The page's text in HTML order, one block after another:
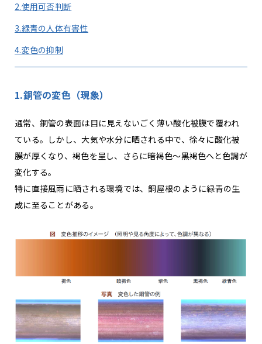
2.使用可否判断
3.緑青の人体有害性
4.変色の抑制
1.銅管の変色（現象）
通常、銅管の表面は目に見えないごく薄い酸化被膜で覆われ
ている。しかし、大気や水分に晒される中で、徐々に酸化被
膜が厚くなり、褐色を呈し、さらに暗褐色～黒褐色へと色調が
変化する。
特に直接風雨に晒される環境では、銅屋根のように緑青の生
成に至ることがある。